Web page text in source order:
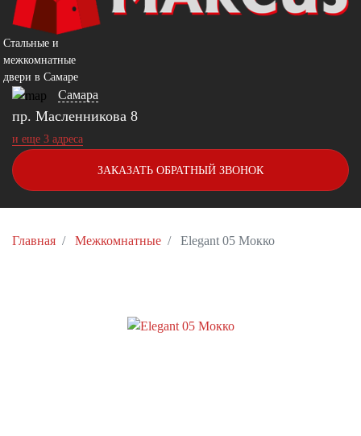
Стальные и
межкомнатные
двери в Самаре
Самара
пр. Масленникова 8
и еще 3 адреса
ЗАКАЗАТЬ ОБРАТНЫЙ ЗВОНОК
Главная Межкомнатные Elegant 05 Мокко